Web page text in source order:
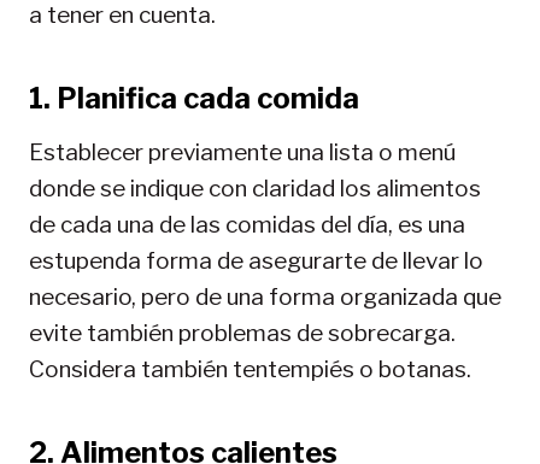
a tener en cuenta.
1. Planifica cada comida
Establecer previamente una lista o menú
donde se indique con claridad los alimentos
de cada una de las comidas del día, es una
estupenda forma de asegurarte de llevar lo
necesario, pero de una forma organizada que
evite también problemas de sobrecarga.
Considera también tentempiés o botanas.
2. Alimentos calientes